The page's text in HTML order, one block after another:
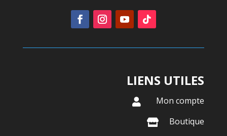
LIENS UTILES
 Mon compte
 Boutique